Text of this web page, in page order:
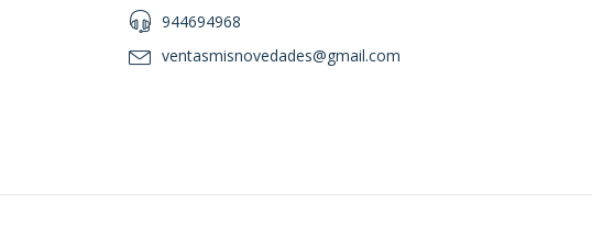
944694968
ventasmisnovedades@gmail.com